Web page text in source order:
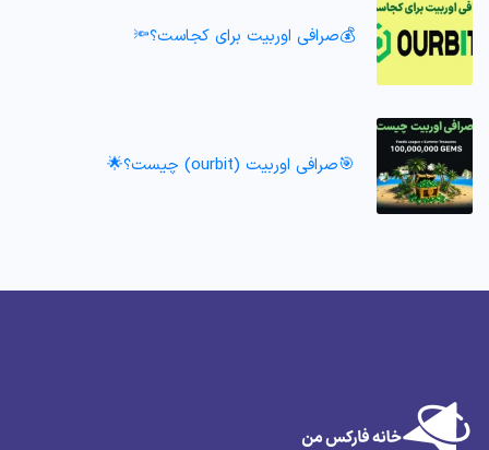
💰صرافی اوربیت برای کجاست؟🔦
🎯صرافی اوربیت (ourbit) چیست؟🌟